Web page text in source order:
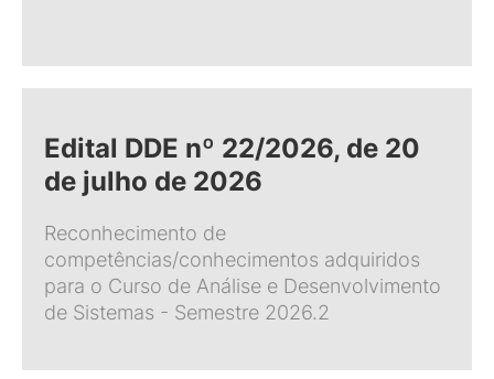
Edital DDE nº 22/2026, de 20
de julho de 2026
Reconhecimento de
competências/conhecimentos adquiridos
para o Curso de Análise e Desenvolvimento
de Sistemas - Semestre 2026.2